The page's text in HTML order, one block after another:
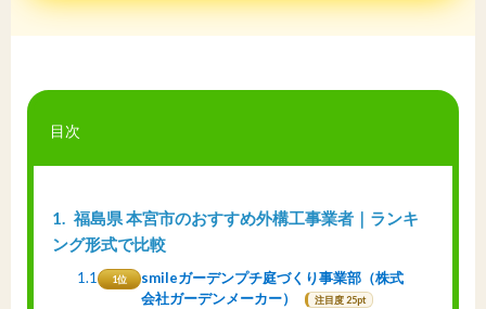
目次
1
福島県 本宮市のおすすめ外構工事業者｜ランキ
ング形式で比較
1.1 1位
smileガーデンプチ庭づくり事業部（株式
会社ガーデンメーカー）
注目度 25pt